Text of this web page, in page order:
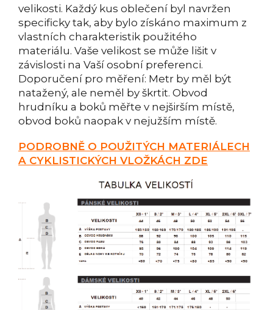
velikosti. Každý kus oblečení byl navržen
specificky tak, aby bylo získáno maximum z
vlastních charakteristik použitého
materiálu. Vaše velikost se může lišit v
závislosti na Vaší osobní preferenci.
Doporučení pro měření: Metr by měl být
natažený, ale neměl by škrtit. Obvod
hrudníku a boků měřte v nejširším místě,
obvod boků naopak v nejužším místě.
PODROBNĚ O POUŽITÝCH MATERIÁLECH
A CYKLISTICKÝCH VLOŽKÁCH ZDE